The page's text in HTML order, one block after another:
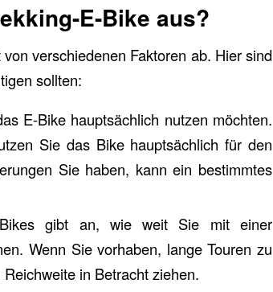
E-Bike aus?
verschiedenen Faktoren ab. Hier sind
sollten:
E-Bike hauptsächlich nutzen möchten.
Sie das Bike hauptsächlich für den
Sie haben, kann ein bestimmtes
gibt an, wie weit Sie mit einer
Wenn Sie vorhaben, lange Touren zu
in Betracht ziehen.